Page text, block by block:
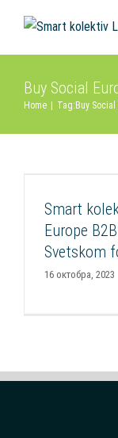
content
Buy Social
Home Tag: Buy
Aktuelnosti
Smart
Europe
Svetskom
16 октобра, 2023